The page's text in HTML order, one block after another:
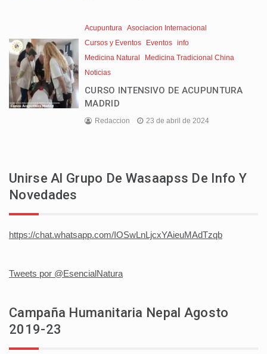
Acupuntura Asociacion Internacional
Cursos y Eventos
Eventos info
Medicina Natural
Medicina Tradicional China
Noticias
CURSO INTENSIVO DE ACUPUNTURA
MADRID
Redaccion 23 de abril de 2024
Unirse Al Grupo De Wasaapss De Info Y
Novedades
https://chat.whatsapp.com/IOSwLnLjcxYAieuMAdTzqb
Tweets por @EsencialNatura
Campaña Humanitaria Nepal Agosto
2019-23